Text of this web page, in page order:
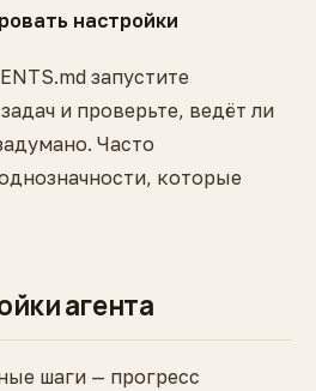
настройки
запустите
и проверьте, ведёт ли
Часто
которые
агента
шаги — прогресс